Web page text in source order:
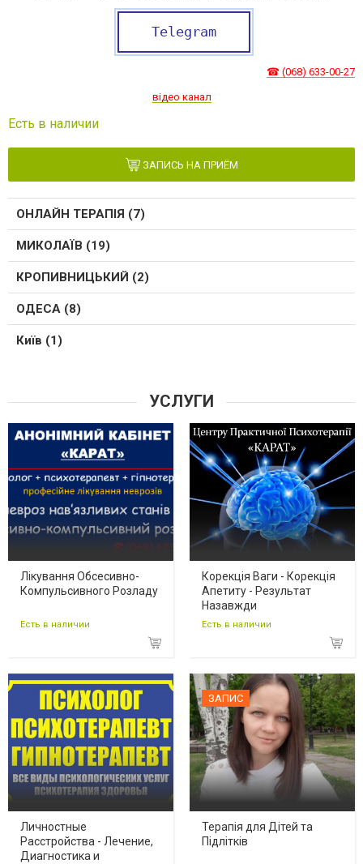
Telegram
☎ (068) 633-00-27
відео канал
Есть в наличии
ЗАПИСЬ НА ПРИЁМ
ОНЛАЙН ТЕРАПІЯ (7)
МИКОЛАЇВ (19)
КРОПИВНИЦЬКИЙ (2)
ОДЕСА (8)
Київ (1)
УСЛУГИ
Лікування Обсесивно-
Компульсивного Розладу
Есть в наличии
Корекція Ваги - Корекція
Апетиту - Результат
Назавжди
Есть в наличии
Личностные
Расстройства - Лечение,
Диагностика и
ЗАПИС
Терапія для Дітей та
Підлітків